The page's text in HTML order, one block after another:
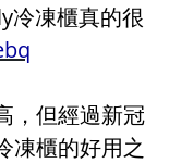
冷凍櫃真的很
，但經過新冠
凍櫃的好用之